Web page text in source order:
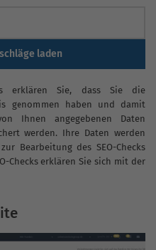
laden
erklären Sie, dass Sie die
genommen haben und damit
Ihnen angegebenen Daten
werden. Ihre Daten werden
Bearbeitung des SEO-Checks
Checks erklären Sie sich mit der